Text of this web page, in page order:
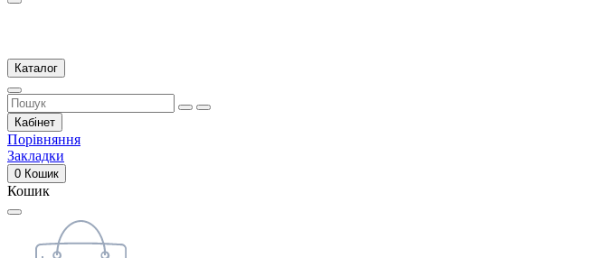
Каталог
Кабінет
Порівняння
Закладки
0 Кошик
Кошик